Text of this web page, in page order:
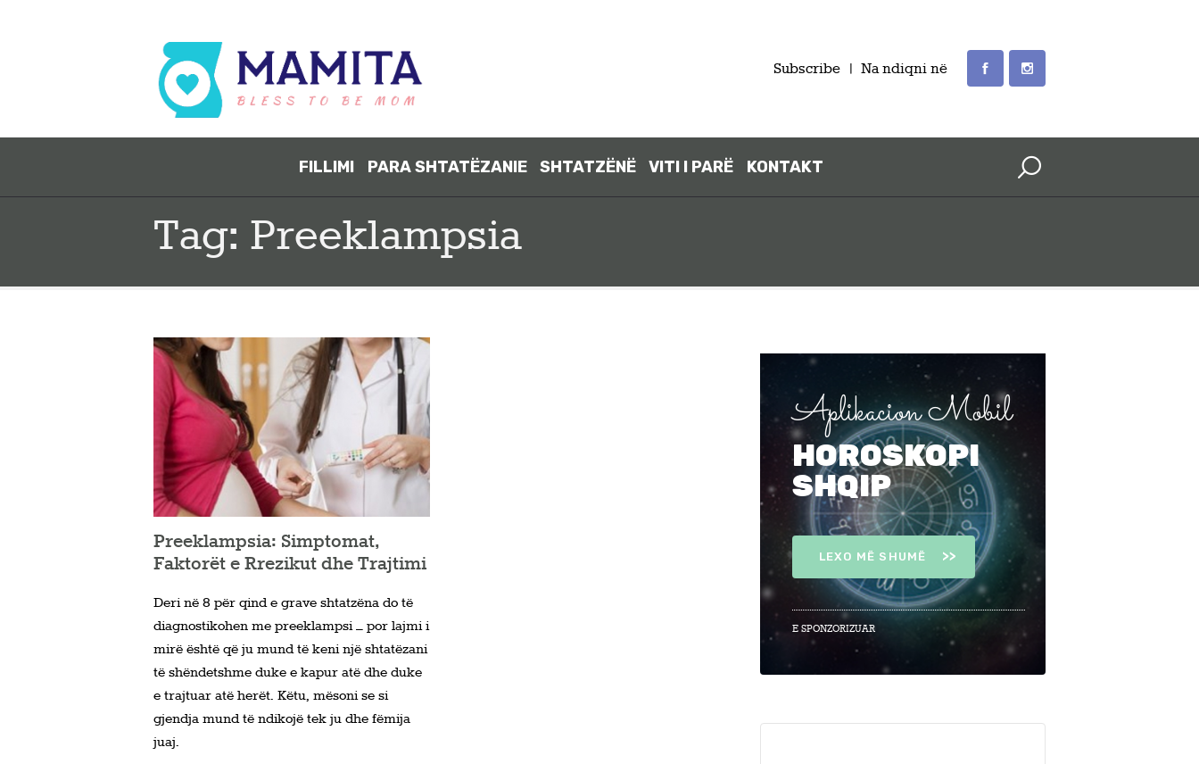
Subscribe Na ndiqni në
FILLIMI PARA SHTATËZANIE SHTATZËNË VITI I PARË KONTAKT
Tag: Preeklampsia
SHTATËZANI
E
SHTATZËNË
VITI I PARË
Preeklampsia: Simptomat,
Faktorët e Rrezikut dhe Trajtimi
Deri në 8 për qind e grave shtatzëna do të
diagnostikohen me preeklampsi – por lajmi i
mirë është që ju mund të keni një shtatëzani
të shëndetshme duke e kapur atë dhe duke
e trajtuar atë herët. Këtu, mësoni se si
gjendja mund të ndikojë tek ju dhe fëmija
juaj.
Aplikacion Mobil
HOROSKOPI
SHQIP
LEXO MË SHUMË
E SPONZORIZUAR